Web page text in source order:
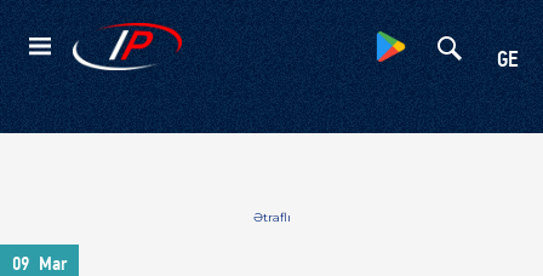
GE
Kateqoriyalar
Ətraflı
09
Mar